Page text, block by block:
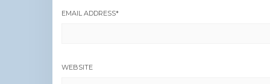
EMAIL ADDRESS*
WEBSITE